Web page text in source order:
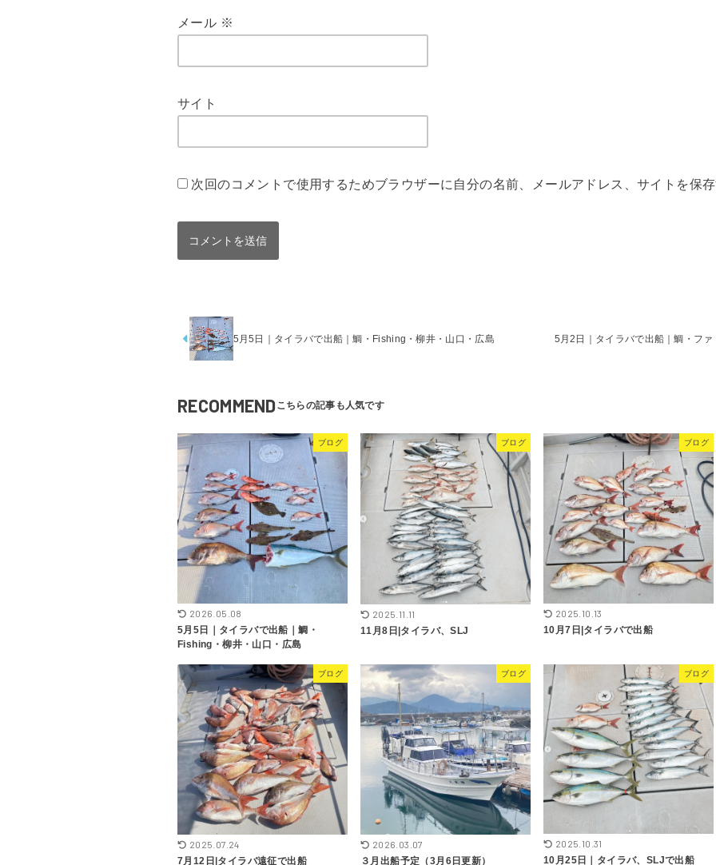
メール ※
サイト
次回のコメントで使用するためブラウザーに自分の名前、メールアドレス、サイトを保
5月5日｜タイラバで出船｜鯛・Fishing・柳井・山口・広島 5月2日｜タイラバで出船｜鯛・フ
RECOMMEND
ブログ
2026.05.08
5月5日｜タイラバで出船｜鯛・
Fishing・柳井・山口・広島
ブログ
2025.11.11
11月8日|タイラバ、SLJ
ブログ
2025.10.13
10月7日|タイラバで出船
ブログ
2025.07.24
7月12日|タイラバ遠征で出船
ブログ
2026.03.07
３月出船予定（3月6日更新）
ブログ
2025.10.31
10月25日｜タイラバ、SLJで出船